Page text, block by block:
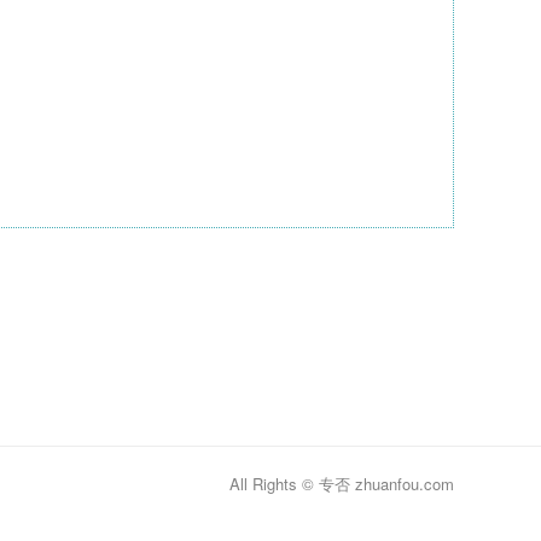
All Rights © 专否 zhuanfou.com